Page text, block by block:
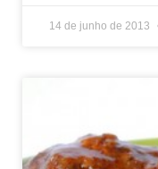
14 de junho de 2013